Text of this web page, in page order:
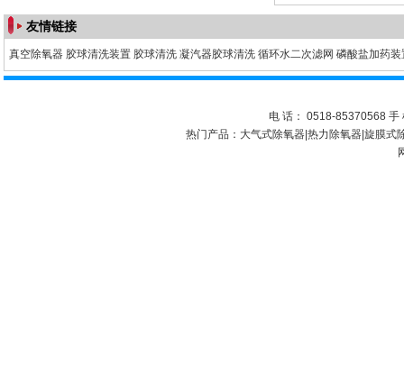
友情链接
真空除氧器 胶球清洗装置 胶球清洗 凝汽器胶球清洗 循环水二次滤网 磷酸盐加药装
电 话： 0518-85370568
热门产品： 大气式除氧器 热力除氧器 旋膜式